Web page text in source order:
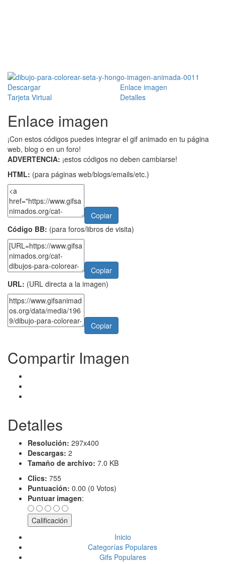
Descargar
Enlace imagen
Tarjeta Virtual
Detalles
Enlace imagen
¡Con estos códigos puedes integrar el gif animado en tu página
web, blog o en un foro!
ADVERTENCIA: ¡estos códigos no deben cambiarse!
HTML: (para páginas web/blogs/emails/etc.)
Copiar
Código BB: (para foros/libros de visita)
Copiar
URL: (URL directa a la imagen)
Copiar
Compartir Imagen
Detalles
Resolución: 297x400
Descargas: 2
Tamaño de archivo: 7.0 KB
Clics: 755
Puntuación: 0.00 (0 Votos)
Puntuar imagen:
Inicio
Categorías Populares
Gifs Populares